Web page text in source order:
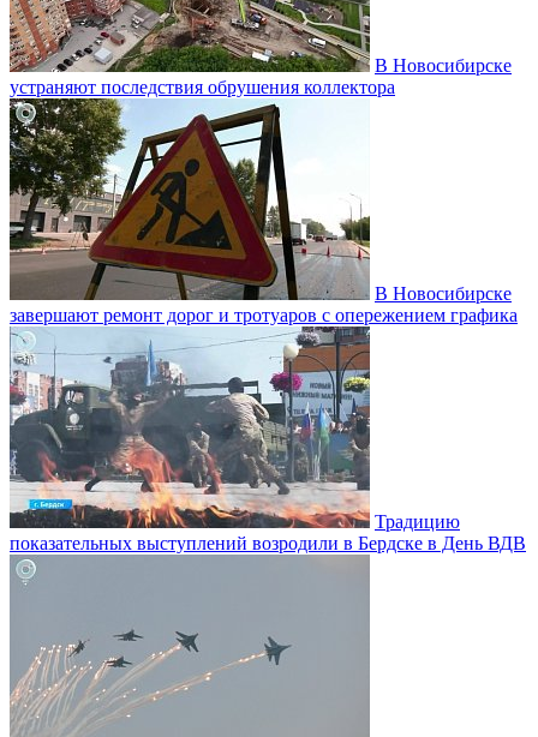
В Новосибирске
устраняют последствия обрушения коллектора
В Новосибирске
завершают ремонт дорог и тротуаров с опережением графика
Традицию
показательных выступлений возродили в Бердске в День ВДВ